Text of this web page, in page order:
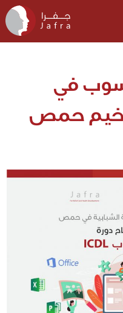
في
مخيم حمص